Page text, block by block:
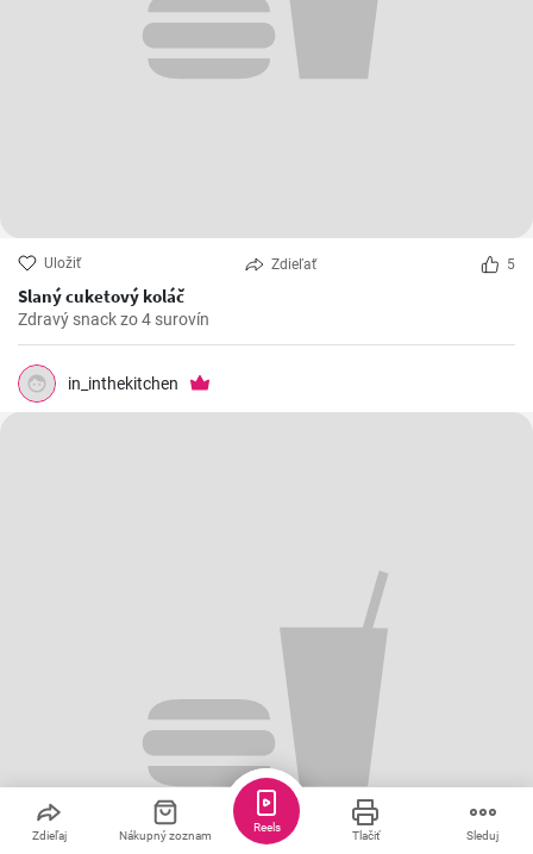
Uložiť Zdieľať 5
Slaný cuketový koláč
Zdravý snack zo 4 surovín
in_inthekitchen
Zdieľaj Nákupný zoznam Tlačiť Sleduj
Reels